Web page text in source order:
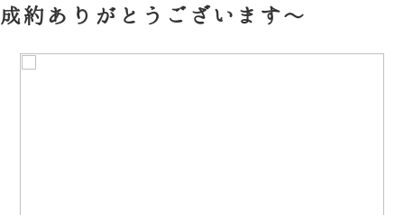
成約ありがとうございます～